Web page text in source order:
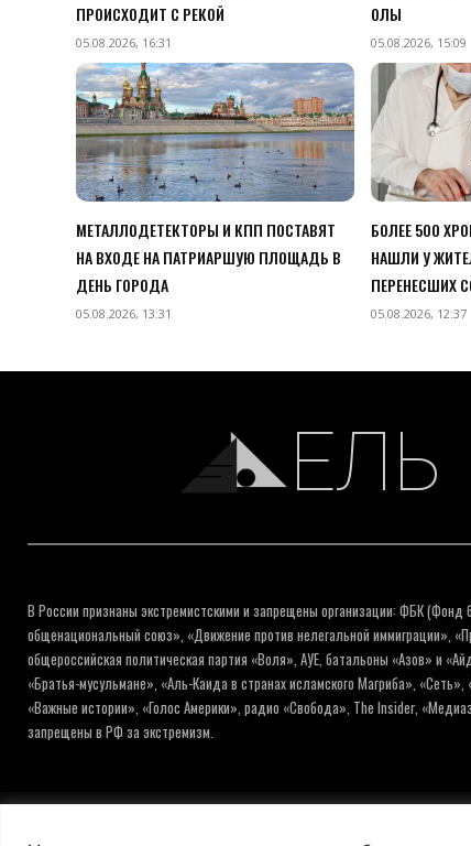
ПРОИСХОДИТ С РЕКОЙ
05.08.2026, 16:31
ОЛЫ
05.08.2026, 15:09
МЕТАЛЛОДЕТЕКТОРЫ И КПП ПОСТАВЯТ
НА ВХОДЕ НА ПАТРИАРШУЮ ПЛОЩАДЬ В
ДЕНЬ ГОРОДА
05.08.2026, 13:31
БОЛЕЕ 500
НАШЛИ У
ПЕРЕНЕСШИХ
05.08.2026, 12:37
ЕЛЬ
В России признаны экстремистскими и запрещены организации: ФБК
общенациональный союз», «Движение против нелегальной иммиграции»,
общероссийская политическая партия «Воля», АУЕ, батальоны «Азов» и
«Братья-мусульмане», «Аль-Каида в странах исламского Магриба»,
«Важные истории», «Голос Америки», радио «Свобода», The Insider,
запрещены в РФ за экстремизм.